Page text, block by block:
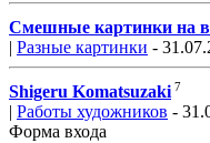
Смешные картинки на
| Разные картинки -
Shigeru Komatsuzaki 7
| Работы художников -
Форма входа